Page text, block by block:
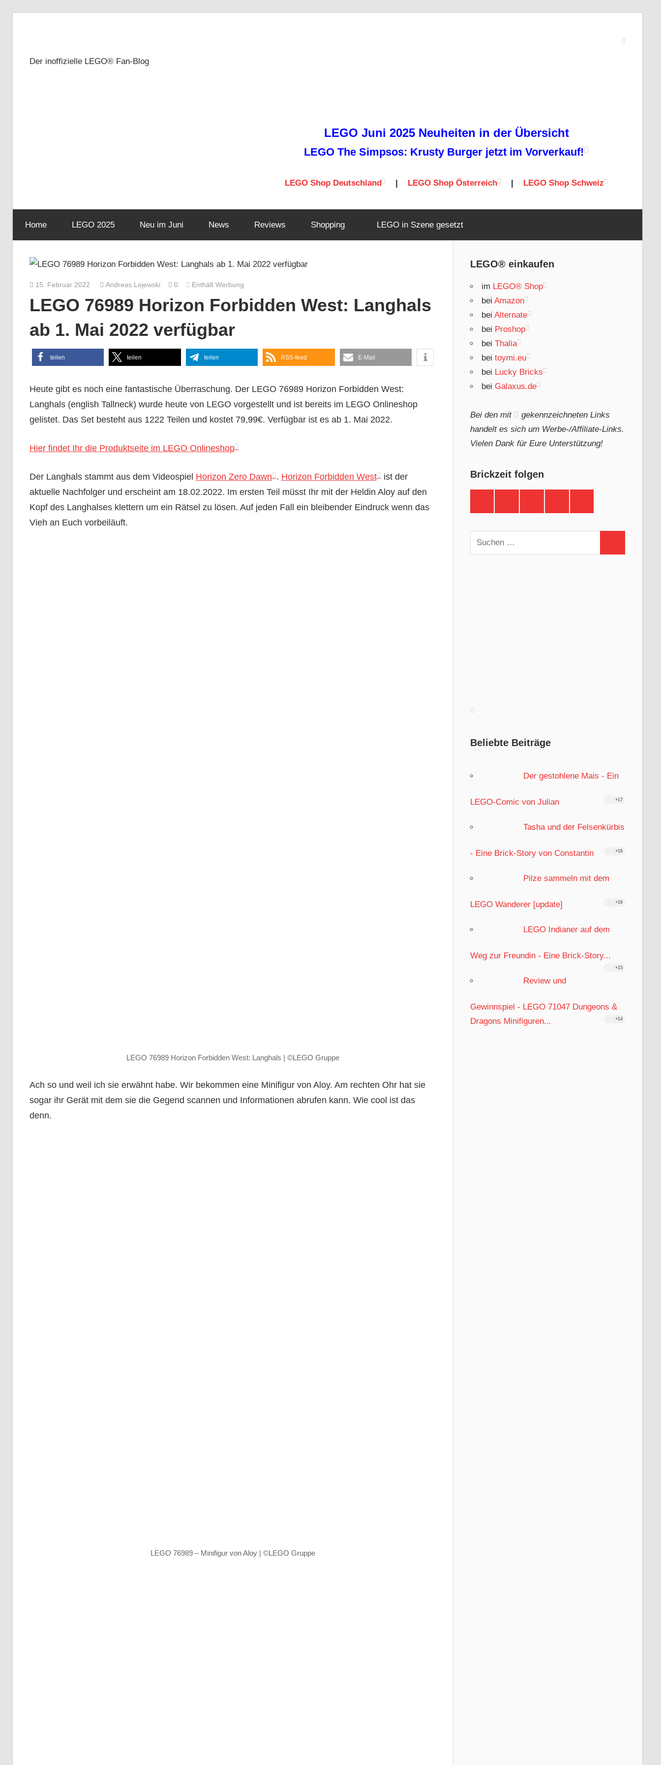
Der inoffizielle LEGO® Fan-Blog
LEGO Juni 2025 Neuheiten in der Übersicht
LEGO The Simpsos: Krusty Burger jetzt im Vorverkauf!
LEGO Shop Deutschland LEGO Shop Österreich LEGO Shop Schweiz
Home LEGO 2025 Neu im Juni News Reviews Shopping LEGO in Szene gesetzt
15. Februar 2022 Andreas Lojewski 0 Enthält Werbung
LEGO 76989 Horizon Forbidden West: Langhals
ab 1. Mai 2022 verfügbar
teilen teilen teilen RSS-feed E-Mail
Heute gibt es noch eine fantastische Überraschung. Der LEGO 76989 Horizon Forbidden West:
Langhals (english Tallneck) wurde heute von LEGO vorgestellt und ist bereits im LEGO Onlineshop
gelistet. Das Set besteht aus 1222 Teilen und kostet 79,99€. Verfügbar ist es ab 1. Mai 2022.
Hier findet Ihr die Produktseite im LEGO Onlineshop
Der Langhals stammt aus dem Videospiel Horizon Zero Dawn . Horizon Forbidden West ist der
aktuelle Nachfolger und erscheint am 18.02.2022. Im ersten Teil müsst Ihr mit der Heldin Aloy auf den
Kopf des Langhalses klettern um ein Rätsel zu lösen. Auf jeden Fall ein bleibender Eindruck wenn das
Vieh an Euch vorbeiläuft.
LEGO 76989 Horizon Forbidden West: Langhals | ©LEGO Gruppe
Ach so und weil ich sie erwähnt habe. Wir bekommen eine Minifigur von Aloy. Am rechten Ohr hat sie
sogar ihr Gerät mit dem sie die Gegend scannen und Informationen abrufen kann. Wie cool ist das
denn.
LEGO 76989 – Minifigur von Aloy | ©LEGO Gruppe
LEGO® einkaufen
im LEGO® Shop
bei Amazon
bei Alternate
bei Proshop
bei Thalia
bei toymi.eu
bei Lucky Bricks
bei Galaxus.de
Bei den mit
gekennzeichneten Links
handelt es sich um Werbe-/Affiliate-Links.
Vielen Dank für Eure Unterstützung!
Brickzeit folgen
Suchen
nach:
Beliebte Beiträge
Der gestohlene Mais - Ein
LEGO-Comic von Julian +17
Tasha und der Felsenkürbis
- Eine Brick-Story von Constantin +16
Pilze sammeln mit dem
LEGO Wanderer [update] +16
LEGO Indianer auf dem
Weg zur Freundin - Eine Brick-Story...
+15
Review und
Gewinnspiel - LEGO 71047 Dungeons &
Dragons Minifiguren...
+14